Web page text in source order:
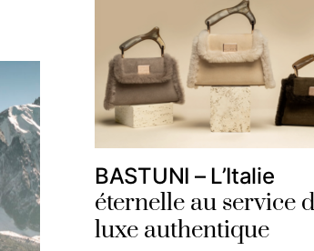
BASTUNI – L’Italie
éternelle au service
luxe authentique